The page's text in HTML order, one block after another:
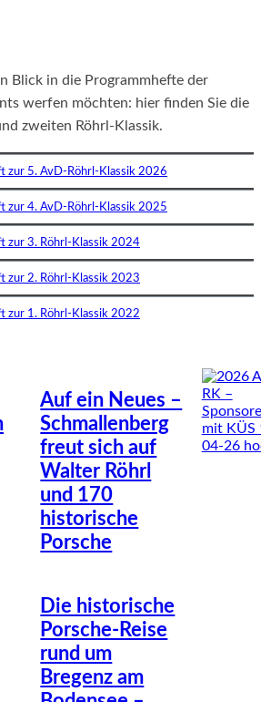
Blick in die Programmhefte der
werfen möchten: hier finden Sie die
zweiten Röhrl-Klassik.
zur 5. AvD-Röhrl-Klassik 2026
zur 4. AvD-Röhrl-Klassik 2025
zur 3. Röhrl-Klassik 2024
zur 2. Röhrl-Klassik 2023
zur 1. Röhrl-Klassik 2022
Auf ein Neues –
Schmallenberg
freut sich auf
Walter Röhrl
und 170
historische
Porsche
Die historische
Porsche-Reise
rund um
Bregenz am